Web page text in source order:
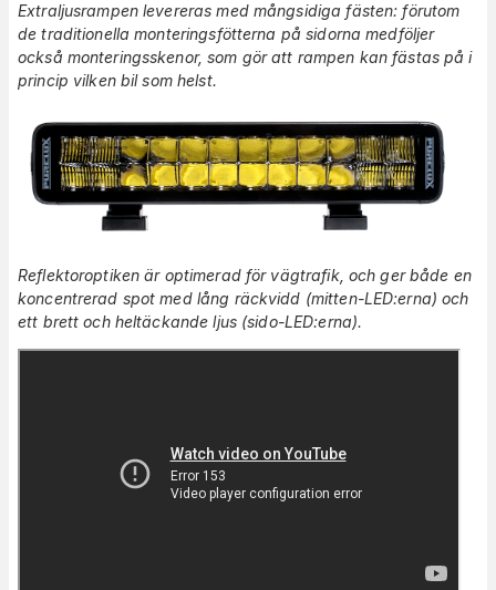
Extraljusrampen levereras med mångsidiga fästen: förutom
de traditionella monteringsfötterna på sidorna medföljer
också monteringsskenor, som gör att rampen kan fästas på i
princip vilken bil som helst.
Reflektoroptiken är optimerad för vägtrafik, och ger både en
koncentrerad spot med lång räckvidd (mitten-LED:erna) och
ett brett och heltäckande ljus (sido-LED:erna).